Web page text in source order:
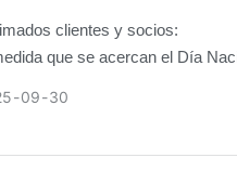
clientes y socios:
que se acercan el Día
09 30